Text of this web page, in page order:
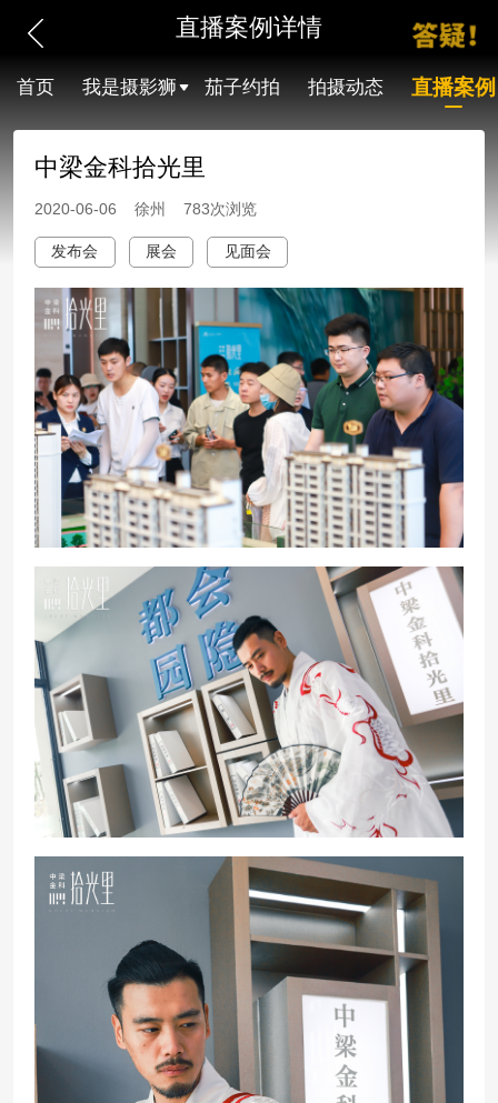
直播案例详情
首页 我是摄影狮 茄子约拍 拍摄动态 直播案例
中梁金科拾光里
2020-06-06 徐州 783次浏览
发布会 展会 见面会